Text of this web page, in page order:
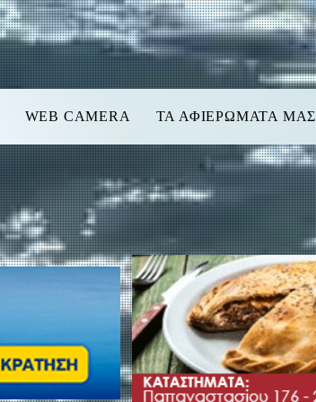
WEB CAMERA ΤΑ ΑΦΙΕΡΩΜΑΤΑ ΜΑΣ